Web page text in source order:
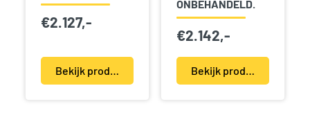
€2.127,-
Bekijk product(en)
ONBEHANDELD.
€2.142,-
Bekijk product(en)